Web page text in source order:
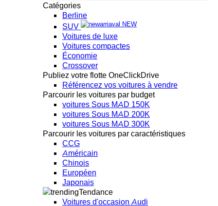
Catégories
Berline
SUV
NEW
Voitures de luxe
Voitures compactes
Économie
Crossover
Publiez votre flotte OneClickDrive
Référencez vos voitures à vendre
Parcourir les voitures par budget
voitures Sous MAD 150K
voitures Sous MAD 200K
voitures Sous MAD 300K
Parcourir les voitures par caractéristiques
CCG
Américain
Chinois
Européen
Japonais
Tendance
Voitures d'occasion Audi